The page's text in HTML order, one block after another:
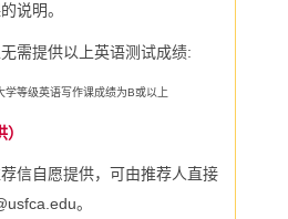
说明。
需提供以上英语测试成绩:
学等级英语写作课成绩为B或以上
信自愿提供，可由推荐人直接
。